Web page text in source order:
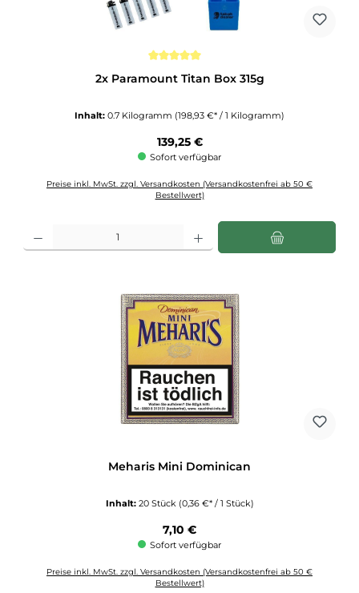
2x Paramount Titan Box 315g
Inhalt: 0.7 Kilogramm (198,93 €* / 1 Kilogramm)
Regulärer Preis:
139,25 €
Sofort verfügbar
Preise inkl. MwSt. zzgl. Versandkosten (Versandkostenfrei ab 50 €
Bestellwert)
Meharis Mini Dominican
Inhalt: 20 Stück (0,36 €* / 1 Stück)
Regulärer Preis:
7,10 €
Sofort verfügbar
Preise inkl. MwSt. zzgl. Versandkosten (Versandkostenfrei ab 50 €
Bestellwert)